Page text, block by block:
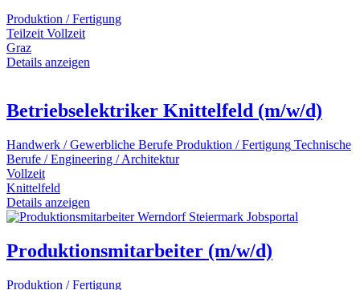
Produktion / Fertigung
Teilzeit Vollzeit
Graz
Details anzeigen
Betriebselektriker Knittelfeld (m/w/d)
Handwerk / Gewerbliche Berufe Produktion / Fertigung Technische
Berufe / Engineering / Architektur
Vollzeit
Knittelfeld
Details anzeigen
Produktionsmitarbeiter (m/w/d)
Produktion / Fertigung